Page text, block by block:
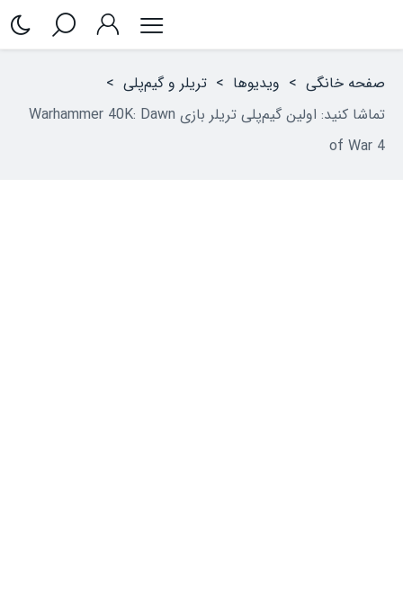
صفحه خانگی > ویدیوها > تریلر و گیم‌پلی >
تماشا کنید: اولین گیم‌پلی تریلر بازی Warhammer 40K: Dawn
of War 4